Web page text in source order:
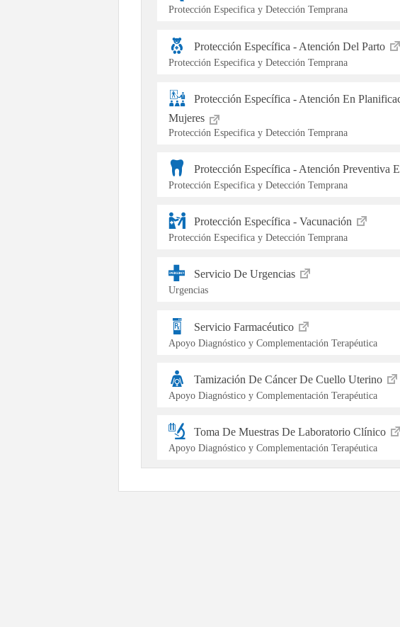
Protección Especifica y Detección Temprana
Protección Específica - Atención Del Parto
Protección Especifica y Detección Temprana
Protección Específica - Atención En
Mujeres
Protección Especifica y Detección Temprana
Protección Específica - Atención Preventiva
Protección Especifica y Detección Temprana
Protección Específica - Vacunación
Protección Especifica y Detección Temprana
Servicio De Urgencias
Urgencias
Servicio Farmacéutico
Apoyo Diagnóstico y Complementación Terapéutica
Tamización De Cáncer De Cuello Uterino
Apoyo Diagnóstico y Complementación Terapéutica
Toma De Muestras De Laboratorio Clínico
Apoyo Diagnóstico y Complementación Terapéutica